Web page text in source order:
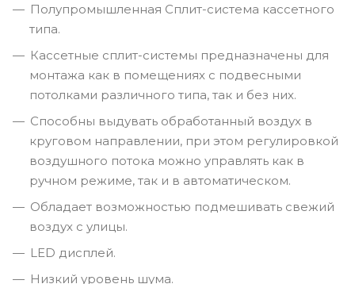
Полупромышленная Сплит-система кассетного
типа.
Кассетные сплит-системы предназначены для
монтажа как в помещениях с подвесными
потолками различного типа, так и без них.
Способны выдувать обработанный воздух в
круговом направлении, при этом регулировкой
воздушного потока можно управлять как в
ручном режиме, так и в автоматическом.
Обладает возможностью подмешивать свежий
воздух с улицы.
LED дисплей.
Низкий уровень шума.